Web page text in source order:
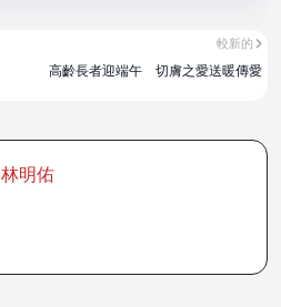
較新的
高齡長者迎端午 切膚之愛送暖傳愛
林明佑